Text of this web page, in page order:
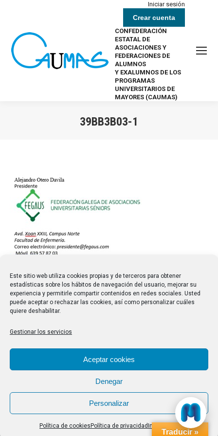
Este sitio web utiliza cookies propias y de terceros para obtener
estadísticas sobre los hábitos de navegación del usuario, mejorar su
experiencia y permitirle compartir contenidos en redes sociales. Usted
puede aceptar o rechazar las cookies, así como personalizar cuáles
quiere deshabilitar.
Gestionar los servicios
Aceptar cookies
Denegar
Personalizar
Política de cookies Política de privacidad Impressum
Iniciar sesión
Crear cuenta
CONFEDERACIÓN
ESTATAL DE
ASOCIACIONES Y
FEDERACIONES DE
ALUMNOS
Y EXALUMNOS DE LOS
PROGRAMAS
UNIVERSITARIOS DE
MAYORES (CAUMAS)
39BB3B03-1
Traducir »